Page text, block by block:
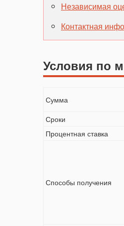
Независимая
Контактная
Условия по
Сумма
Сроки
Процентная ставка
Способы получения